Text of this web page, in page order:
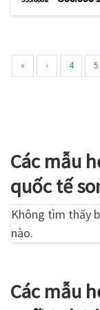
« ‹ 4 5
Các mẫu
quốc tế
Không tìm thấy
nào.
Các mẫu